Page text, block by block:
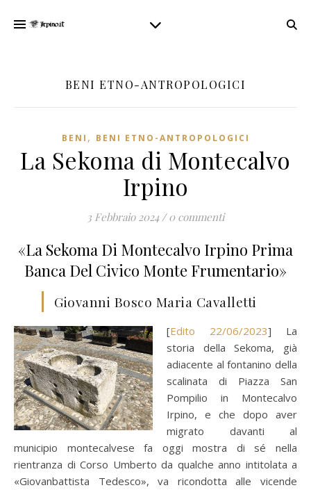
BENI ETNO-ANTROPOLOGICI
BENI , BENI ETNO-ANTROPOLOGICI
La Sekoma di Montecalvo
Irpino
3 Febbraio 2024 / 0 commenti
«La Sekoma Di Montecalvo Irpino Prima
Banca Del Civico Monte Frumentario»
Giovanni Bosco Maria Cavalletti
[ Edito 22/06/2023] La
storia della Sekoma, già
adiacente al fontanino della
scalinata di Piazza San
Pompilio in Montecalvo
Irpino, e che dopo aver
migrato davanti al
municipio montecalvese fa oggi mostra di sé nella
rientranza di Corso Umberto da qualche anno intitolata a
«Giovanbattista Tedesco», va ricondotta alle vicende